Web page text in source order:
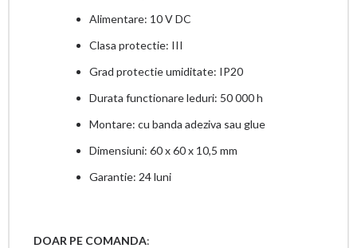
Alimentare: 10 V DC
Clasa protectie: III
Grad protectie umiditate: IP20
Durata functionare leduri: 50 000 h
Montare: cu banda adeziva sau glue
Dimensiuni: 60 x 60 x 10,5 mm
Garantie: 24 luni
DOAR PE COMANDA: